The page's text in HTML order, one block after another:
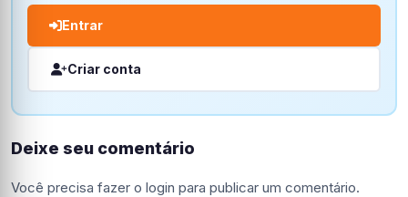
Entrar
Criar conta
Deixe seu comentário
Você precisa fazer o login para publicar um comentário.